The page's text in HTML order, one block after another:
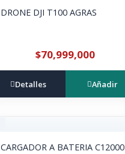
DRONE DJI T100 AGRAS
$70,999,000
Detalles Añadir
CARGADOR A BATERIA C12000